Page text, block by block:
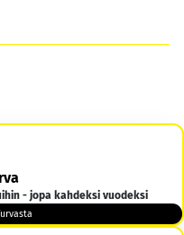
- jopa kahdeksi vuodeksi